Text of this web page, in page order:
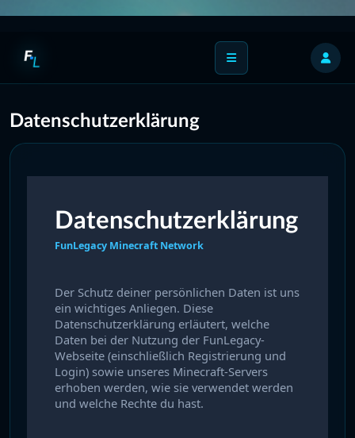
FL
Datenschutzerklärung
Datenschutzerklärung
FunLegacy Minecraft Network
Der Schutz deiner persönlichen Daten ist uns
ein wichtiges Anliegen. Diese
Datenschutzerklärung erläutert, welche
Daten bei der Nutzung der FunLegacy-
Webseite (einschließlich Registrierung und
Login) sowie unseres Minecraft-Servers
erhoben werden, wie sie verwendet werden
und welche Rechte du hast.